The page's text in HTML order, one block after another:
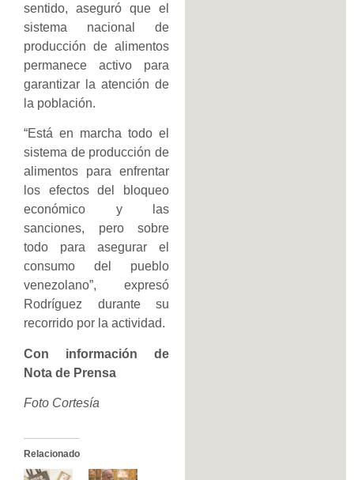
sentido, aseguró que el
sistema nacional de
producción de alimentos
permanece activo para
garantizar la atención de
la población.
“Está en marcha todo el
sistema de producción de
alimentos para enfrentar
los efectos del bloqueo
económico y las
sanciones, pero sobre
todo para asegurar el
consumo del pueblo
venezolano”, expresó
Rodríguez durante su
recorrido por la actividad.
Con información de
Nota de Prensa
Foto Cortesía
Relacionado